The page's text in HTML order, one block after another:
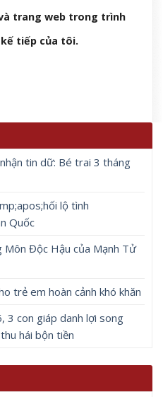
trang web trong trình
tiếp của tôi.
tin dữ: Bé trai 3 tháng
lộ tình
Quốc
Độc Hậu của Mạnh Tử
trẻ em hoàn cảnh khó khăn
con giáp danh lợi song
hái bộn tiền